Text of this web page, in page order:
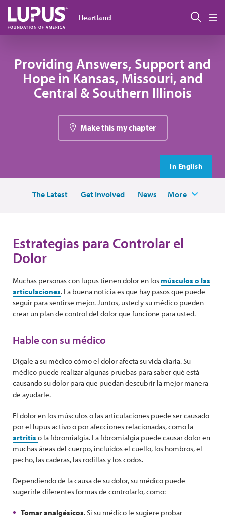
Pasar al contenido principal
Heartland
Providing Answers, Support and
Hope in Kansas, Missouri, and
Central & Southern Illinois
Make this my chapter
In English
The Latest Get Involved News More
Estrategias para Controlar el
Dolor
Muchas personas con lupus tienen dolor en losmúsculos o las
articulaciones. La buena noticia es que hay pasos que puede
seguir para sentirse mejor. Juntos, usted y su médico pueden
crear un plan de control del dolor que funcione para usted.
Hable con su médico
Dígale a su médico cómo el dolor afecta su vida diaria. Su
médico puede realizar algunas pruebas para saber qué está
causando su dolor para que puedan descubrir la mejor manera
de ayudarle.
El dolor en los músculos o las articulaciones puede ser causado
por el lupus activo o por afecciones relacionadas, como la
artritis o la fibromialgia. La fibromialgia puede causar dolor en
muchas áreas del cuerpo, incluidos el cuello, los hombros, el
pecho, las caderas, las rodillas y los codos.
Dependiendo de la causa de su dolor, su médico puede
sugerirle diferentes formas de controlarlo, como:
Tomar analgésicos. Si su médico le sugiere probar